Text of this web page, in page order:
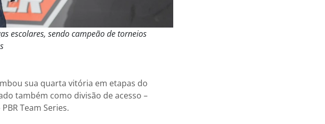
escolares, sendo campeão de torneios
sua quarta vitória em etapas do
também como divisão de acesso –
Team Series.